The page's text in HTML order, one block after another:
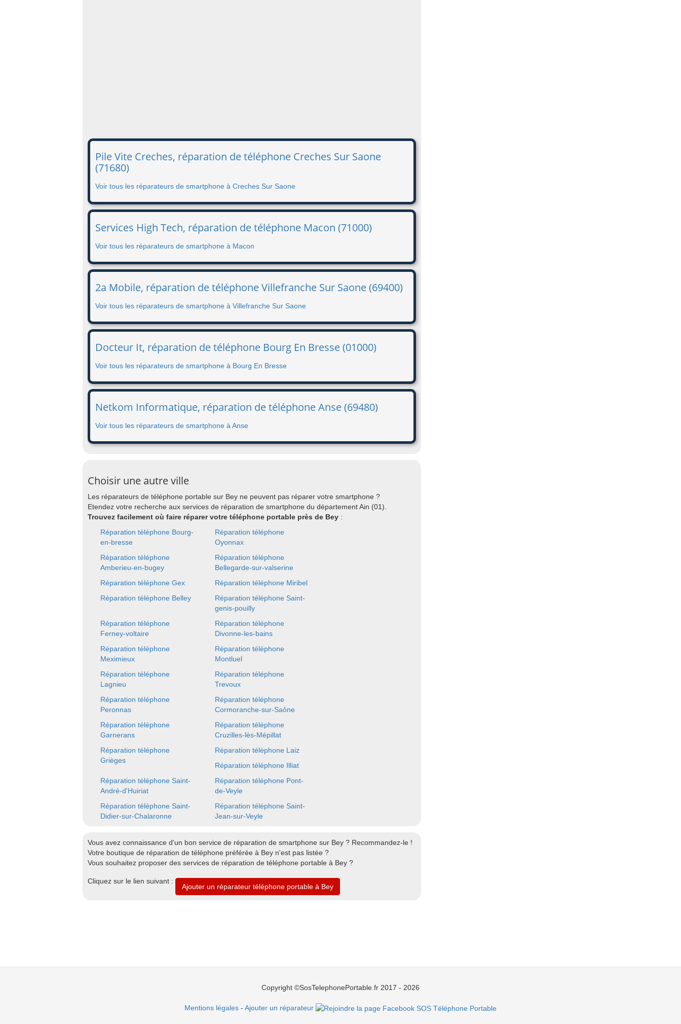
Pile Vite Creches, réparation de téléphone Creches Sur Saone
(71680)
Voir tous les réparateurs de smartphone à Creches Sur Saone
Services High Tech, réparation de téléphone Macon (71000)
Voir tous les réparateurs de smartphone à Macon
2a Mobile, réparation de téléphone Villefranche Sur Saone (69400)
Voir tous les réparateurs de smartphone à Villefranche Sur Saone
Docteur It, réparation de téléphone Bourg En Bresse (01000)
Voir tous les réparateurs de smartphone à Bourg En Bresse
Netkom Informatique, réparation de téléphone Anse (69480)
Voir tous les réparateurs de smartphone à Anse
Choisir une autre ville
Les réparateurs de téléphone portable sur Bey ne peuvent pas réparer votre smartphone ?
Etendez votre recherche aux services de réparation de smartphone du département Ain (01).
Trouvez facilement où faire réparer votre téléphone portable près de Bey :
Réparation téléphone Bourg-
en-bresse
Réparation téléphone
Oyonnax
Réparation téléphone
Amberieu-en-bugey
Réparation téléphone
Bellegarde-sur-valserine
Réparation téléphone Gex
Réparation téléphone Miribel
Réparation téléphone Belley
Réparation téléphone Saint-
genis-pouilly
Réparation téléphone
Ferney-voltaire
Réparation téléphone
Divonne-les-bains
Réparation téléphone
Meximieux
Réparation téléphone
Montluel
Réparation téléphone
Lagnieu
Réparation téléphone
Trevoux
Réparation téléphone
Peronnas
Réparation téléphone
Cormoranche-sur-Saône
Réparation téléphone
Garnerans
Réparation téléphone
Cruzilles-lès-Mépillat
Réparation téléphone
Grièges
Réparation téléphone Laiz
Réparation téléphone Illiat
Réparation téléphone Saint-
André-d'Huiriat
Réparation téléphone Pont-
de-Veyle
Réparation téléphone Saint-
Didier-sur-Chalaronne
Réparation téléphone Saint-
Jean-sur-Veyle
Vous avez connaissance d'un bon service de réparation de smartphone sur Bey ? Recommandez-le !
Votre boutique de réparation de téléphone préférée à Bey n'est pas listée ?
Vous souhaitez proposer des services de réparation de téléphone portable à Bey ?
Cliquez sur le lien suivant :
Ajouter un réparateur téléphone portable à Bey
Copyright ©SosTelephonePortable.fr 2017 - 2026
Mentions légales - Ajouter un réparateur